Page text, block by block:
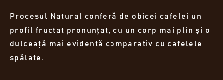
Procesul Natural conferă de obicei cafelei un
profil fructat pronunțat, cu un corp mai plin și o
dulceață mai evidentă comparativ cu cafelele
spălate.